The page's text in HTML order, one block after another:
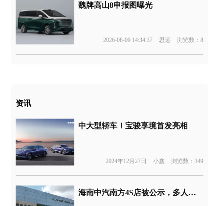
魏牌高山8申报图曝光
2026-08-09 14:34:37 思远 浏览数：8
资讯
中大型轿车！宝骏享境首发亮相
2024年12月27日 小鑫 浏览数：349
海南中汽南方4S店被公示，多人提不了车也退不了款